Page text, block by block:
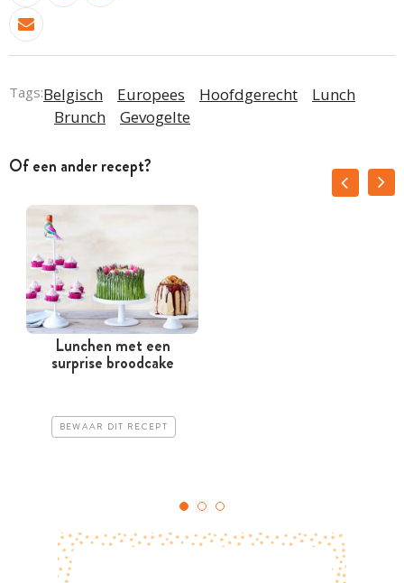
Tags:Belgisch Europees Hoofdgerecht
Lunch
Brunch
Gevogelte
Of een ander recept?
Lunchen met een
surprise broodcake
BEWAAR DIT RECEPT